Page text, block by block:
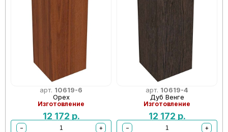
арт. 10619-6
Орех
Изготовление
12 172 р.
−
+
арт. 10619-4
Дуб Венге
Изготовление
12 172 р.
−
+